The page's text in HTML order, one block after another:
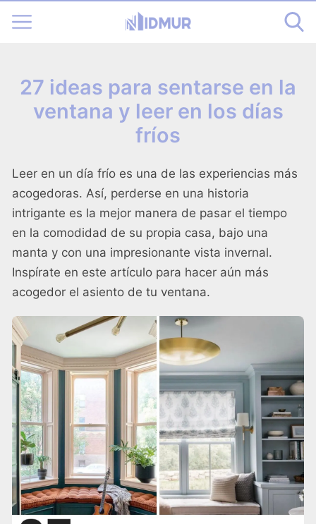
27 ideas para sentarse en la
ventana y leer en los días
fríos
Leer en un día frío es una de las experiencias más
acogedoras. Así, perderse en una historia
intrigante es la mejor manera de pasar el tiempo
en la comodidad de su propia casa, bajo una
manta y con una impresionante vista invernal.
Inspírate en este artículo para hacer aún más
acogedor el asiento de tu ventana.